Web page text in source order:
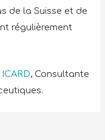
de la Suisse et de
régulièrement
, Consultante